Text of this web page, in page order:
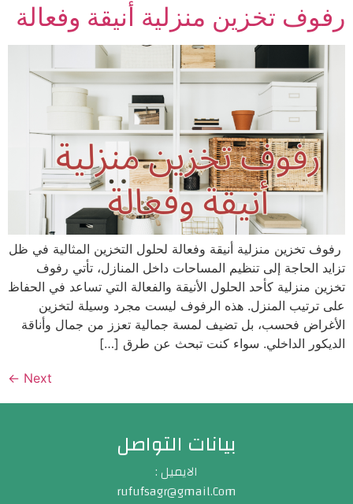
رفوف تخزين منزلية أنيقة وفعالة
رفوف تخزين منزلية أنيقة وفعالة لحلول التخزين المثالية في ظل
تزايد الحاجة إلى تنظيم المساحات داخل المنازل، تأتي رفوف
تخزين منزلية كأحد الحلول الأنيقة والفعالة التي تساعد في الحفاظ
على ترتيب المنزل. هذه الرفوف ليست مجرد وسيلة لتخزين
الأغراض فحسب، بل تضيف لمسة جمالية تعزز من جمال وأناقة
الديكور الداخلي. سواء كنت تبحث عن طرق […]
Next
←
بيانات التواصل
الايميل :
rufufsagr@gmail.Com